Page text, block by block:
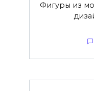
Фигуры из